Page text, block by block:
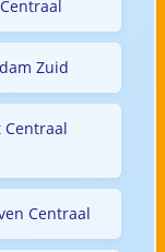
Zuid
Centraal
Centraal